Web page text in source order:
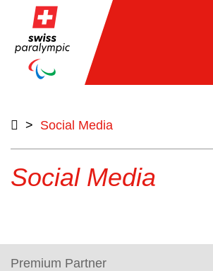
> Social Media
Social Media
Premium Partner